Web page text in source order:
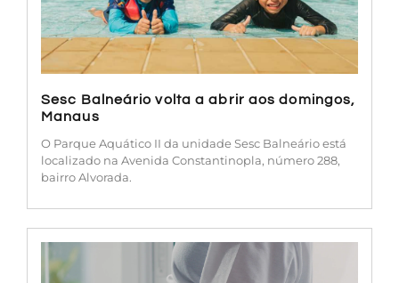
Sesc Balneário volta a abrir aos domingos,
Manaus
O Parque Aquático II da unidade Sesc Balneário está
localizado na Avenida Constantinopla, número 288,
bairro Alvorada.